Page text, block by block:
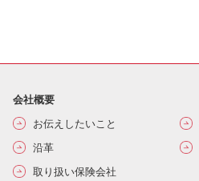
会社概要
お伝えしたいこと
沿革
取り扱い保険会社